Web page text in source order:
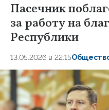
Пасечник
за работу на
Республики
13.05.2026 в 22:15